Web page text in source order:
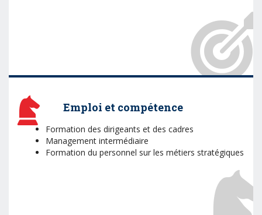
Emploi et compétence
Formation des dirigeants et des cadres
Management intermédiaire
Formation du personnel sur les métiers stratégiques